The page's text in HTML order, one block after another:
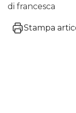
di francesca
Stampa